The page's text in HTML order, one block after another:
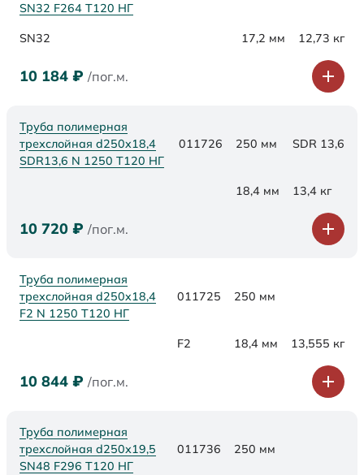
SN32 F264 Т120 НГ
SN32 17,2 мм 12,73 кг
10 184 ₽ /пог.м.
Труба полимерная
трехслойная d250x18,4
SDR13,6 N 1250 Т120 НГ
011726 250 мм SDR 13,6
18,4 мм 13,4 кг
10 720 ₽ /пог.м.
Труба полимерная
трехслойная d250x18,4
F2 N 1250 Т120 НГ
011725 250 мм
F2 18,4 мм 13,555 кг
10 844 ₽ /пог.м.
Труба полимерная
трехслойная d250х19,5
SN48 F296 Т120 НГ
011736 250 мм